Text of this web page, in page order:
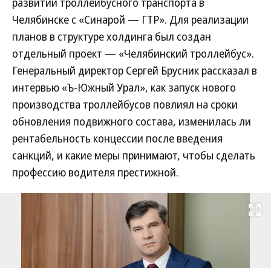
Челябинске с «Синарой — ГТР». Для реализации
планов в структуре холдинга был создан
отдельный проект — «Челябинский троллейбус».
Генеральный директор Сергей Брусник рассказал в
интервью «Ъ-Южный Урал», как запуск нового
производства троллейбусов повлиял на сроки
обновления подвижного состава, изменилась ли
рентабельность концессии после введения
санкций, и какие меры принимают, чтобы сделать
профессию водителя престижной.
Развернуть